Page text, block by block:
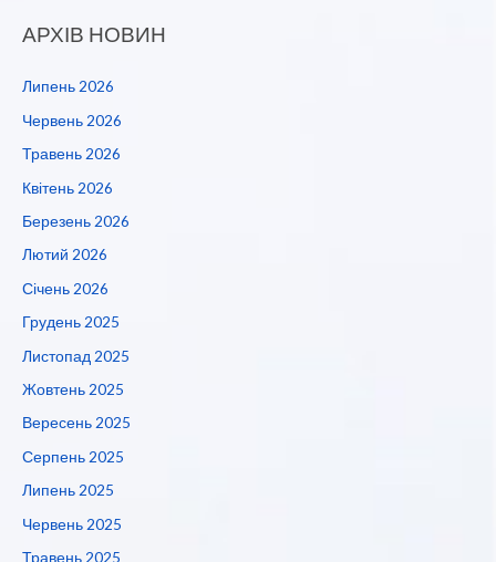
АРХІВ НОВИН
Липень 2026
Червень 2026
Травень 2026
Квітень 2026
Березень 2026
Лютий 2026
Січень 2026
Грудень 2025
Листопад 2025
Жовтень 2025
Вересень 2025
Серпень 2025
Липень 2025
Червень 2025
Травень 2025